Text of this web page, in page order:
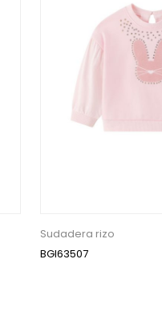
Sudadera rizo
BGI63507